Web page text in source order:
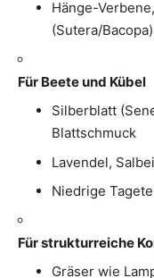
Hänge-
(Sutera/Bacopa)
Für Beete und Kübel
Silberblatt
Blattschmuck
Lavendel,
Niedrige
Für strukturreiche
Gräser wie